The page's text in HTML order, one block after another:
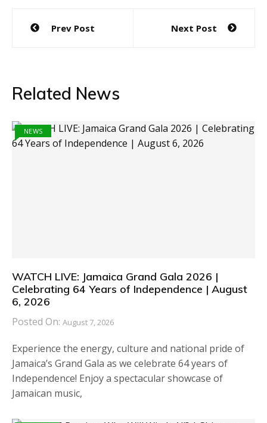
Post
navigation
Prev Post Next Post
Related News
NEWS
WATCH LIVE: Jamaica Grand Gala 2026 |
Celebrating 64 Years of Independence | August
6, 2026
Posted On: August 7, 2026
Experience the energy, culture and national pride of
Jamaica’s Grand Gala as we celebrate 64 years of
Independence! Enjoy a spectacular showcase of
Jamaican music,